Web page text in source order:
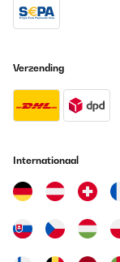
Overall: If
stars from me
Die
qm Fläche ( mit
lag die
einer
Klimaanlage
Verzending
Internationaal